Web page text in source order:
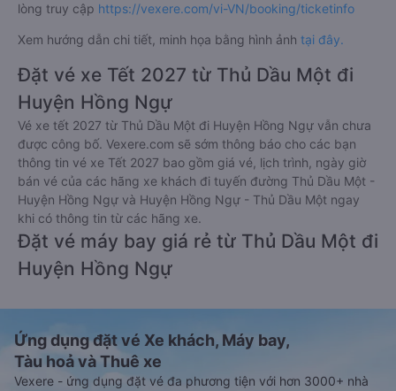
lòng truy cập https://vexere.com/vi-VN/booking/ticketinfo
Xem hướng dẫn chi tiết, minh họa bằng hình ảnh tại đây.
Đặt vé xe Tết 2027 từ Thủ Dầu Một đi
Huyện Hồng Ngự
Vé xe tết 2027 từ Thủ Dầu Một đi Huyện Hồng Ngự vẫn chưa
được công bố. Vexere.com sẽ sớm thông báo cho các bạn
thông tin vé xe Tết 2027 bao gồm giá vé, lịch trình, ngày giờ
bán vé của các hãng xe khách đi tuyến đường Thủ Dầu Một -
Huyện Hồng Ngự và Huyện Hồng Ngự - Thủ Dầu Một ngay
khi có thông tin từ các hãng xe.
Đặt vé máy bay giá rẻ từ Thủ Dầu Một đi
Huyện Hồng Ngự
Ứng dụng đặt vé Xe khách, Máy bay,
Tàu hoả và Thuê xe
Vexere - ứng dụng đặt vé đa phương tiện với hơn 3000+ nhà